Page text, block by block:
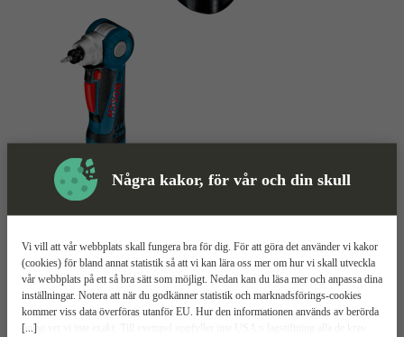
Några kakor, för vår och din skull
[...]
Vi vill att vår webbplats skall fungera bra för dig. För att göra det använder vi kakor
(cookies) för bland annat statistik så att vi kan lära oss mer om hur vi skall utveckla
vår webbplats på ett så bra sätt som möjligt. Nedan kan du läsa mer och anpassa dina
inställningar. Notera att när du godkänner statistik och marknadsförings-cookies
kommer viss data överföras utanför EU. Hur den informationen används av berörda
bolag vet vi inte exakt. Till exempel uppfyller inte USA:s lagstiftning alla de krav
Mer information
Bosch GWI 10,8 V-LI
Vridbart huvud i 5 steg
7 momentsteg